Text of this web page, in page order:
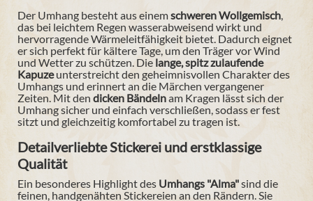
Der Umhang besteht aus einemschweren Wollgemisch,
das bei leichtem Regen wasserabweisend wirkt und
hervorragende Wärmeleitfähigkeit bietet. Dadurch eignet
er sich perfekt für kältere Tage, um den Träger vor Wind
und Wetter zu schützen. Die lange, spitz zulaufende
Kapuzeunterstreicht den geheimnisvollen Charakter des
Umhangs und erinnert an die Märchen vergangener
Zeiten. Mit den dicken Bändelnam Kragen lässt sich der
Umhang sicher und einfach verschließen, sodass er fest
sitzt und gleichzeitig komfortabel zu tragen ist.
Detailverliebte Stickerei und erstklassige
Qualität
Ein besonderes Highlight des Umhangs "Alma"sind die
feinen, handgenähten Stickereien an den Rändern. Sie